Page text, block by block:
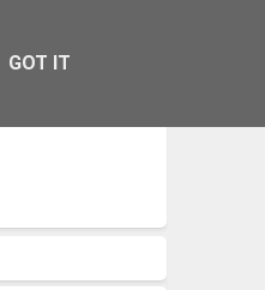
GOT IT